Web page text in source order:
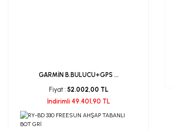
GARMİN B.BULUCU+GPS ...
Fiyat : 52.002,00 TL
İndirimli 49.401,90 TL